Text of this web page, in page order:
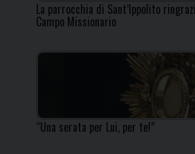
La parrocchia di Sant’Ippolito
Campo Missionario
“Una serata per Lui, per te!”